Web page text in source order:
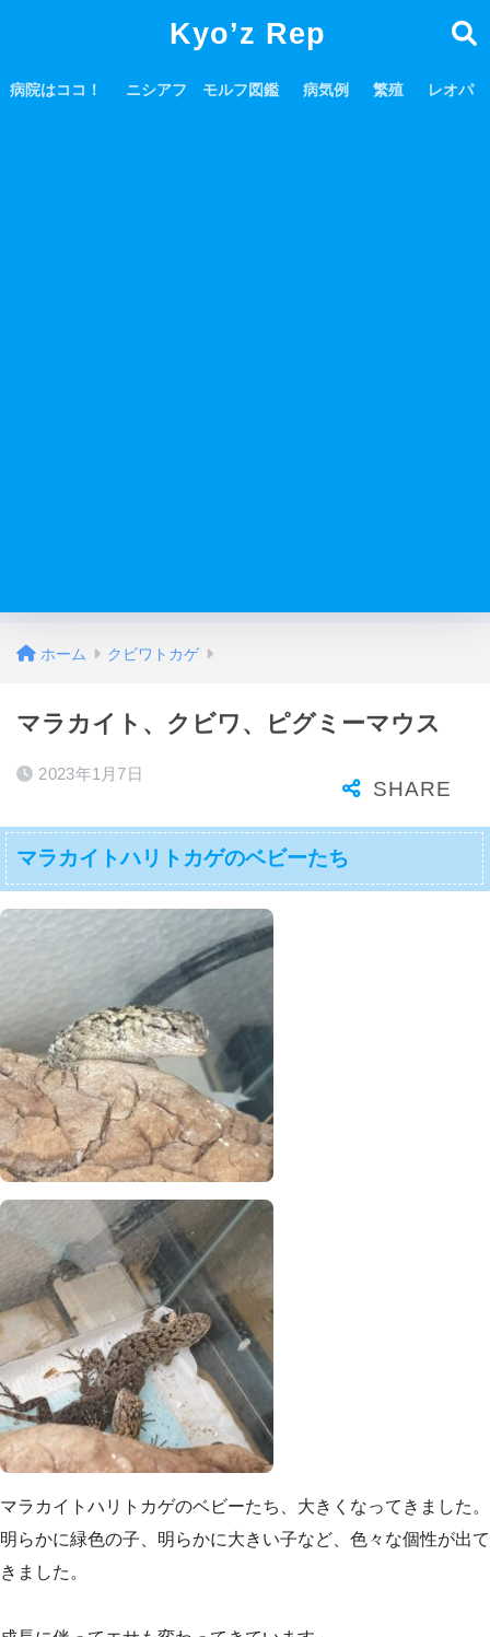
Kyo’z Rep
病院はココ！ ニシアフ モルフ図鑑 病気例 繁殖 レオパ
ホーム クビワトカゲ
マラカイト、クビワ、ピグミーマウス
2023年1月7日
マラカイトハリトカゲのベビーたち
マラカイトハリトカゲのベビーたち、大きくなってきました。
明らかに緑色の子、明らかに大きい子など、色々な個性が出て
きました。